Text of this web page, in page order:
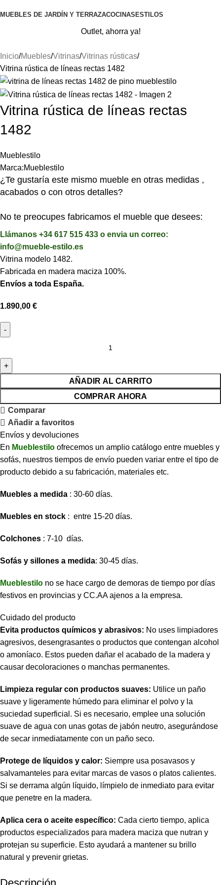
MUEBLES DE JARDÍN Y TERRAZACOCINAS ESTILOS
Outlet, ahorra ya!
Inicio Muebles Vitrinas Vitrinas rústicas
Vitrina rústica de líneas rectas 1482
Vitrina rústica de líneas rectas
1482
Mueblestilo
Marca:Mueblestilo
¿Te gustaría este mismo mueble en otras medidas ,
acabados o con otros detalles?
No te preocupes fabricamos el mueble que desees:
Llámanos +34 617 515 433 o envia un correo:
info@mueble-estilo.es
Vitrina modelo 1482.
Fabricada en madera maciza 100%.
Envíos a toda España.
1.890,00 €
AÑADIR AL CARRITO
COMPRAR AHORA
Comparar
Añadir a favoritos
Envíos y devoluciones
En Mueblestilo ofrecemos un amplio catálogo entre muebles y
sofás, nuestros tiempos de envío pueden variar entre el tipo de
producto debido a su fabricación, materiales etc.
Muebles a medida : 30-60 días.
Muebles en stock : entre 15-20 días.
Colchones : 7-10 días.
Sofás y sillones a medida: 30-45 días.
Mueblestilo no se hace cargo de demoras de tiempo por días
festivos en provincias y CC.AA ajenos a la empresa.
Cuidado del producto
Evita productos químicos y abrasivos: No uses limpiadores
agresivos, desengrasantes o productos que contengan alcohol
o amoníaco. Estos pueden dañar el acabado de la madera y
causar decoloraciones o manchas permanentes.
Limpieza regular con productos suaves: Utilice un paño
suave y ligeramente húmedo para eliminar el polvo y la
suciedad superficial. Si es necesario, emplee una solución
suave de agua con unas gotas de jabón neutro, asegurándose
de secar inmediatamente con un paño seco.
Protege de líquidos y calor: Siempre usa posavasos y
salvamanteles para evitar marcas de vasos o platos calientes.
Si se derrama algún líquido, límpielo de inmediato para evitar
que penetre en la madera.
Aplica cera o aceite específico: Cada cierto tiempo, aplica
productos especializados para madera maciza que nutran y
protejan su superficie. Esto ayudará a mantener su brillo
natural y prevenir grietas.